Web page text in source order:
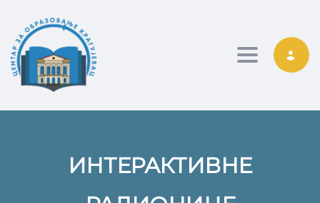
Toggle
ИНТЕРАКТИВНЕ